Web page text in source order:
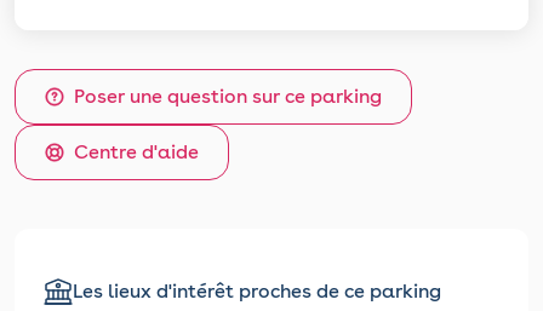
Poser une question sur ce parking
Centre d'aide
Les lieux d'intérêt proches de ce parking